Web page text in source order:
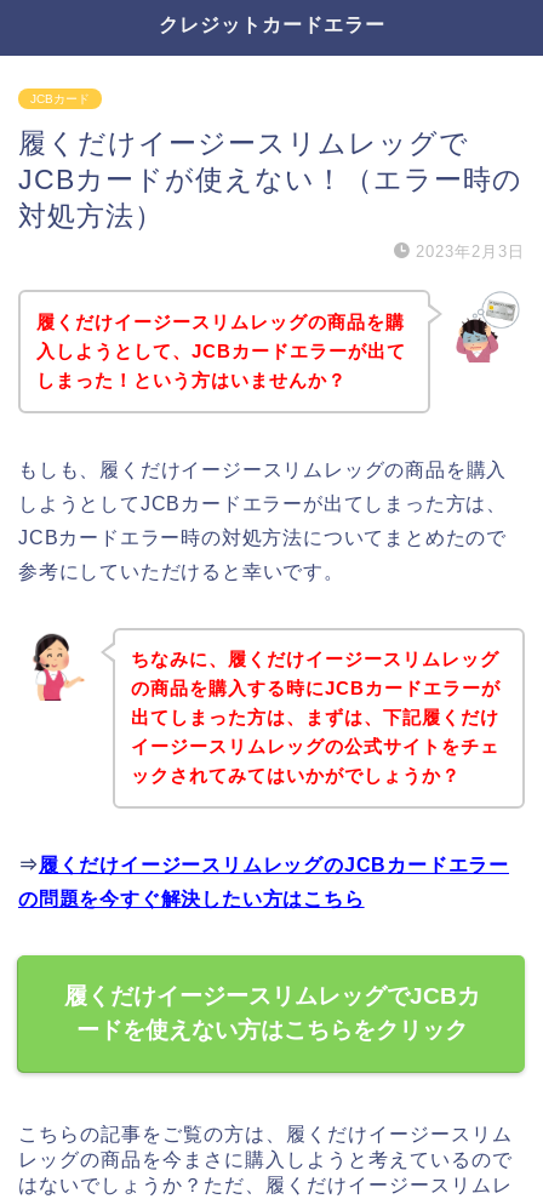
クレジットカードエラー
JCBカード
履くだけイージースリムレッグで
JCBカードが使えない！（エラー時の
対処方法）
2023年2月3日
履くだけイージースリムレッグの商品を購
入しようとして、JCBカードエラーが出て
しまった！という方はいませんか？
もしも、履くだけイージースリムレッグの商品を購入
しようとしてJCBカードエラーが出てしまった方は、
JCBカードエラー時の対処方法についてまとめたので
参考にしていただけると幸いです。
ちなみに、履くだけイージースリムレッグ
の商品を購入する時にJCBカードエラーが
出てしまった方は、まずは、下記履くだけ
イージースリムレッグの公式サイトをチェ
ックされてみてはいかがでしょうか？
⇒ 履くだけイージースリムレッグのJCBカードエラー
の問題を今すぐ解決したい方はこちら
履くだけイージースリムレッグでJCBカ
ードを使えない方はこちらをクリック
こちらの記事をご覧の方は、履くだけイージースリム
レッグの商品を今まさに購入しようと考えているので
はないでしょうか？ただ、履くだけイージースリムレ